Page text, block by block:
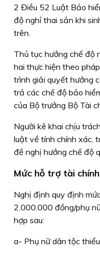
2 Điều 52 Luật Bảo
độ nghỉ thai sản khi
trên.
Thủ tục hưởng chế độ
hai thực hiện theo
trình giải quyết hưởng
trả các chế độ bảo
của Bộ trưởng Bộ Tài
Người kê khai chịu
luật về tính chính xác,
đề nghị hưởng chế độ
Mức hỗ trợ tài
Nghị định quy định
2.000.000 đồng/phụ
hợp sau:
a- Phụ nữ dân tộc